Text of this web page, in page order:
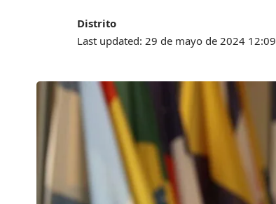
Last updated: 29 de mayo de 2024 12:09
Distrito